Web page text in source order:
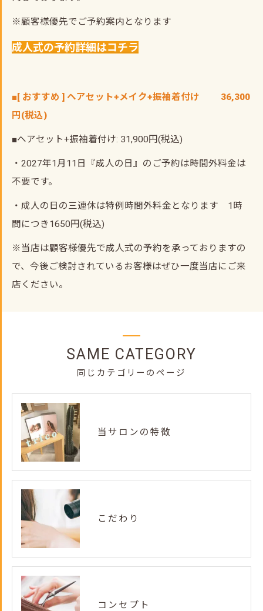
※顧客様優先でご予約案内となります
成人式の予約詳細はコチラ
■[ おすすめ ] ヘアセット+メイク+振袖着付け 36,300
円(税込)
■ヘアセット+振袖着付け: 31,900円(税込)
・2027年1月11日『成人の日』のご予約は時間外料金は
不要です。
・成人の日の三連休は特例時間外料金となります 1時
間につき1650円(税込)
※当店は顧客様優先で成人式の予約を承っておりますの
で、今後ご検討されているお客様はぜひ一度当店にご来
店ください。
同じカテゴリーのページ
SAME CATEGORY
当サロンの特徴
こだわり
コンセプト